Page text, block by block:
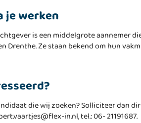
je werken
is een middelgrote aannemer
Drenthe. Ze staan bekend om hun
die wij zoeken? Solliciteer dan
in.nl, tel.: 06- 21191687.